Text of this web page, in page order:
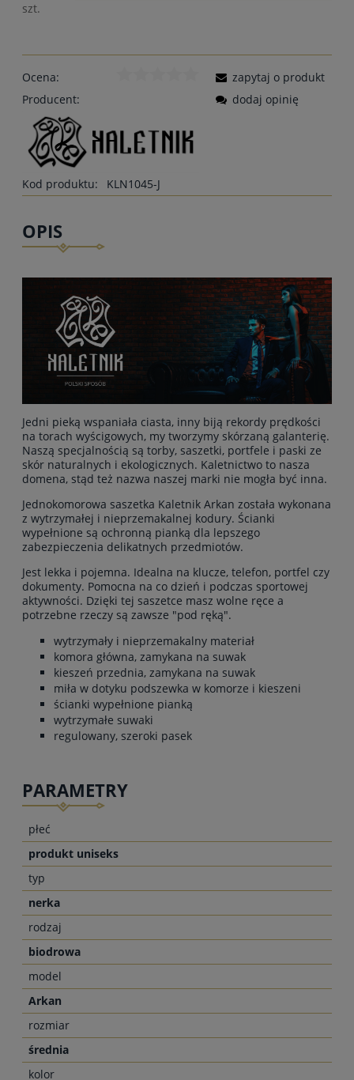
szt.
Ocena:
Producent:
Kod produktu: KLN1045-J
zapytaj o produkt
dodaj opinię
OPIS
Jedni pieką wspaniała ciasta, inny biją rekordy prędkości
na torach wyścigowych, my tworzymy skórzaną galanterię.
Naszą specjalnością są torby, saszetki, portfele i paski ze
skór naturalnych i ekologicznych. Kaletnictwo to nasza
domena, stąd też nazwa naszej marki nie mogła być inna.
Jednokomorowa saszetka Kaletnik Arkan została wykonana
z wytrzymałej i nieprzemakalnej kodury. Ścianki
wypełnione są ochronną pianką dla lepszego
zabezpieczenia delikatnych przedmiotów.
Jest lekka i pojemna. Idealna na klucze, telefon, portfel czy
dokumenty. Pomocna na co dzień i podczas sportowej
aktywności. Dzięki tej saszetce masz wolne ręce a
potrzebne rzeczy są zawsze "pod ręką".
wytrzymały i nieprzemakalny materiał
komora główna, zamykana na suwak
kieszeń przednia, zamykana na suwak
miła w dotyku podszewka w komorze i kieszeni
ścianki wypełnione pianką
wytrzymałe suwaki
regulowany, szeroki pasek
PARAMETRY
płeć
produkt uniseks
typ
nerka
rodzaj
biodrowa
model
Arkan
rozmiar
średnia
kolor